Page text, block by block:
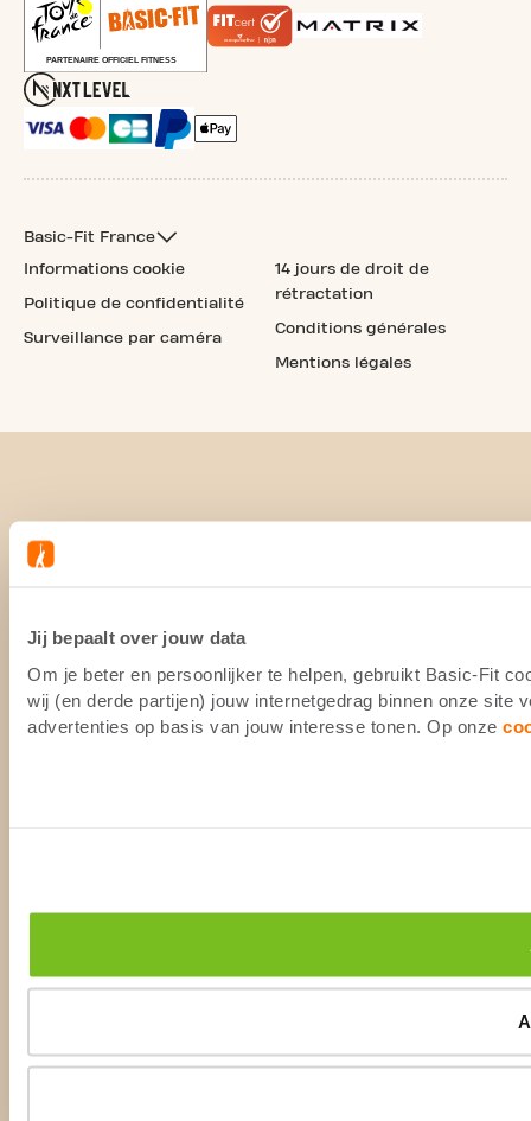
Jij bepaalt over jouw data
Om je beter en persoonlijker te helpen, gebruikt Basic-Fit
wij (en derde partijen) jouw internetgedrag binnen onze site
advertenties op basis van jouw interesse tonen. Op onze
Basic-Fit France
Informations cookie
Politique de confidentialité
Surveillance par caméra
14 jours de droit de
rétractation
Conditions générales
Mentions légales